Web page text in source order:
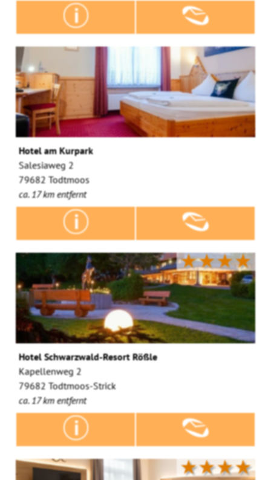
Hotel am Kurpark
Salesiaweg 2
79682 Todtmoos
ca. 17 km entfernt
★★★★
Hotel Schwarzwald-Resort Rößle
Kapellenweg 2
79682 Todtmoos-Strick
ca. 17 km entfernt
★★★★